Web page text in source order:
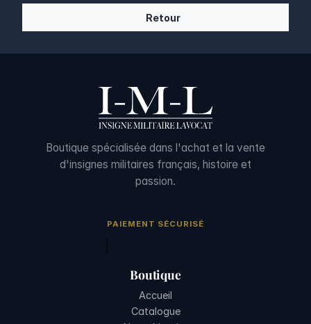
Retour
Boutique spécialisée dans l'achat et la vente
d'insignes militaires français, histoire et
passion.
PAIEMENT SÉCURISÉ
Boutique
Accueil
Catalogue